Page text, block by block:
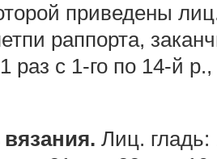
приведены
раппорта,
раз с 1-го по 14-й
Лиц. гладь: